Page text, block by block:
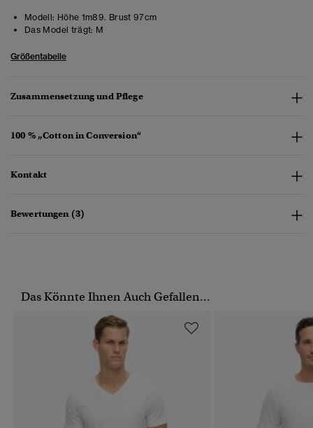
Modell: Höhe 1m89. Brust 97cm
Das Model trägt: M
Größentabelle
Zusammensetzung und Pflege
100 % „Cotton in Conversion“
Kontakt
Bewertungen (3)
Das Könnte Ihnen Auch Gefallen...